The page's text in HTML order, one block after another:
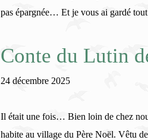
pas épargnée… Et je vous ai gardé
Conte du Lutin
24 décembre 2025
Il était une fois… Bien loin de chez
habite au village du Père Noël. Vêtu